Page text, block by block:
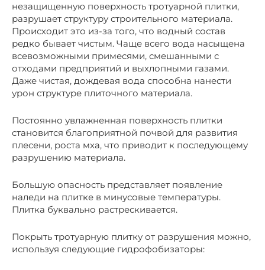
незащищенную поверхность тротуарной плитки,
разрушает структуру строительного материала.
Происходит это из-за того, что водный состав
редко бывает чистым. Чаще всего вода насыщена
всевозможными примесями, смешанными с
отходами предприятий и выхлопными газами.
Даже чистая, дождевая вода способна нанести
урон структуре плиточного материала.
Постоянно увлажненная поверхность плитки
становится благоприятной почвой для развития
плесени, роста мха, что приводит к последующему
разрушению материала.
Большую опасность представляет появление
наледи на плитке в минусовые температуры.
Плитка буквально растрескивается.
Покрыть тротуарную плитку от разрушения можно,
используя следующие гидрофобизаторы: